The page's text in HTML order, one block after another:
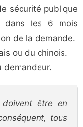
sécurité publique
dans les 6 mois
de la demande.
ou du chinois.
demandeur.
être en
tous